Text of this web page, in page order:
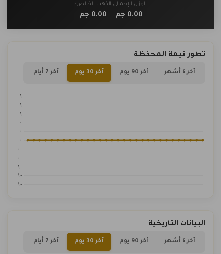
الوزن الإجمالي:
0.00جم
الذهب الخالص:
0.00جم
تطور قيمة المحفظة
آخر 6 أشهر آخر 90 يوم آخر 30 يوم آخر 7 أيام
البيانات التاريخية
آخر 6 أشهر آخر 90 يوم آخر 30 يوم آخر 7 أيام